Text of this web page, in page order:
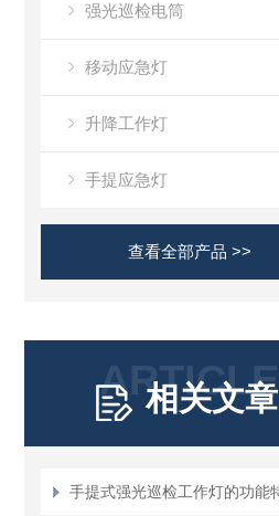
强光巡检电筒
移动应急灯
升降工作灯
手提应急灯
查看全部产品 >>
ARTICLE
相关文章